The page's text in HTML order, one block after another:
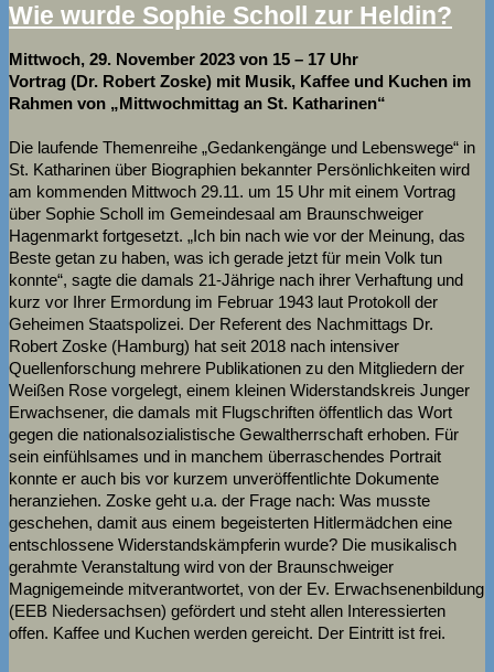
Wie wurde Sophie Scholl zur Heldin?
Mittwoch, 29. November 2023 von 15 – 17 Uhr
Vortrag (Dr. Robert Zoske) mit Musik, Kaffee und Kuchen im
Rahmen von „Mittwochmittag an St. Katharinen“
Die laufende Themenreihe „Gedankengänge und Lebenswege“ in
St. Katharinen über Biographien bekannter Persönlichkeiten wird
am kommenden Mittwoch 29.11. um 15 Uhr mit einem Vortrag
über Sophie Scholl im Gemeindesaal am Braunschweiger
Hagenmarkt fortgesetzt. „Ich bin nach wie vor der Meinung, das
Beste getan zu haben, was ich gerade jetzt für mein Volk tun
konnte“, sagte die damals 21-Jährige nach ihrer Verhaftung und
kurz vor Ihrer Ermordung im Februar 1943 laut Protokoll der
Geheimen Staatspolizei. Der Referent des Nachmittags Dr.
Robert Zoske (Hamburg) hat seit 2018 nach intensiver
Quellenforschung mehrere Publikationen zu den Mitgliedern der
Weißen Rose vorgelegt, einem kleinen Widerstandskreis Junger
Erwachsener, die damals mit Flugschriften öffentlich das Wort
gegen die nationalsozialistische Gewaltherrschaft erhoben. Für
sein einfühlsames und in manchem überraschendes Portrait
konnte er auch bis vor kurzem unveröffentlichte Dokumente
heranziehen. Zoske geht u.a. der Frage nach: Was musste
geschehen, damit aus einem begeisterten Hitlermädchen eine
entschlossene Widerstandskämpferin wurde? Die musikalisch
gerahmte Veranstaltung wird von der Braunschweiger
Magnigemeinde mitverantwortet, von der Ev. Erwachsenenbildung
(EEB Niedersachsen) gefördert und steht allen Interessierten
offen. Kaffee und Kuchen werden gereicht. Der Eintritt ist frei.